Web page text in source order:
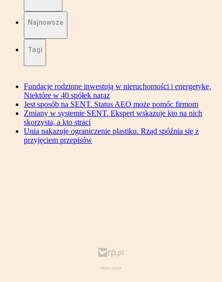
Najnowsze
Tagi
Fundacje rodzinne inwestują w nieruchomości i energetykę.
Niektóre w 40 spółek naraz
Jest sposób na SENT. Status AEO może pomóc firmom
Zmiany w systemie SENT. Ekspert wskazuje kto na nich
skorzysta, a kto straci
Unia nakazuje ograniczenie plastiku. Rząd spóźnia się z
przyjęciem przepisów